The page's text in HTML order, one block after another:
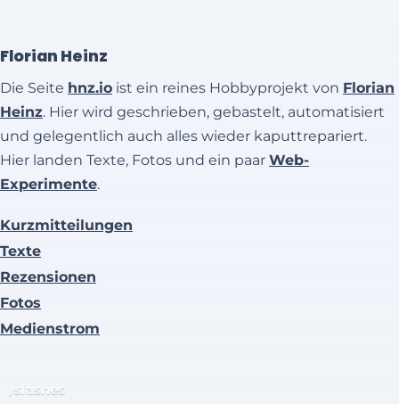
Florian Heinz
Die Seite hnz.io ist ein reines Hobbyprojekt von Florian
Heinz. Hier wird geschrieben, gebastelt, automatisiert
und gelegentlich auch alles wieder kaputtrepariert.
Hier landen Texte, Fotos und ein paar Web-
Experimente.
Kurzmitteilungen
Texte
Rezensionen
Fotos
Medienstrom
/slashes